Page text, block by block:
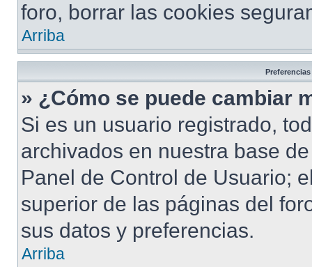
foro, borrar las cookies
Arriba
» ¿Cómo se puede cambiar
Si es un usuario registrado,
archivados en nuestra base
Panel de Control de Usuario;
superior de las páginas del
sus datos y preferencias.
Arriba